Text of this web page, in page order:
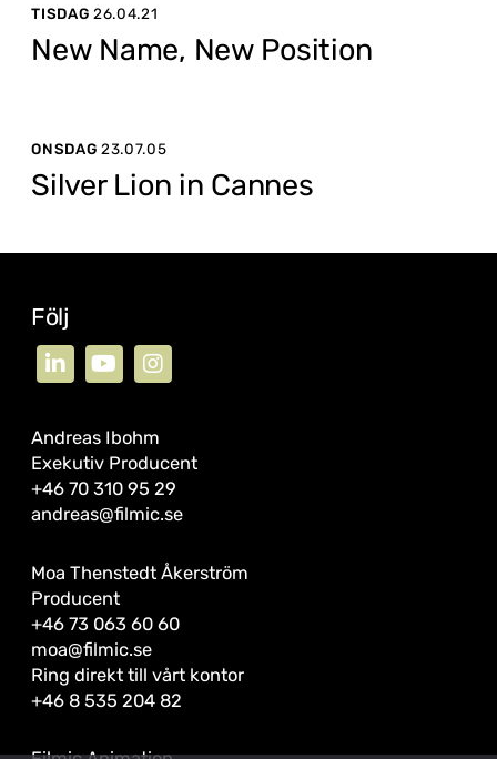
TISDAG 26.04.21
New Name, New Position
ONSDAG 23.07.05
Silver Lion in Cannes
Följ
Andreas Ibohm
Exekutiv Producent
+46 70 310 95 29
andreas@filmic.se
Moa Thenstedt Åkerström
Producent
+46 73 063 60 60
moa@filmic.se
Ring direkt till vårt kontor
+46 8 535 204 82